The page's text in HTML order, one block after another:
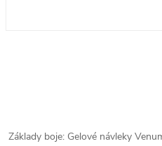
Základy boje: Gelové návleky